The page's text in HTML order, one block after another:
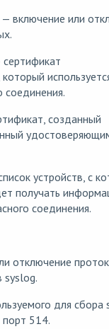
— включение или
соединения.
созданный
устройств, с
получать
соединения.
отключение
syslog.
для сбора
514.